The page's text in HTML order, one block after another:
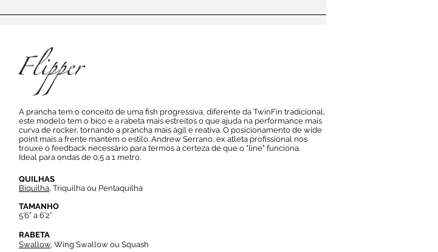
A prancha tem o conceito de uma fish progressiva, diferente da TwinFin tradicional,
este modelo tem o bico e a rabeta mais estreitos o que ajuda na performance mais
curva de rocker, tornando a prancha mais ágil e reativa. O posicionamento de wide
point mais a frente mantém o estilo. Andrew Serrano, ex atleta profissional nos
trouxe o feedback necessário para termos a certeza de que o "line" funciona.
Ideal para ondas de 0,5 a 1 metro.
QUILHAS
Biquilha, Triquilha ou Pentaquilha
TAMANHO
5’6” a 6’2”
RABETA
Swallow, Wing Swallow ou Squash